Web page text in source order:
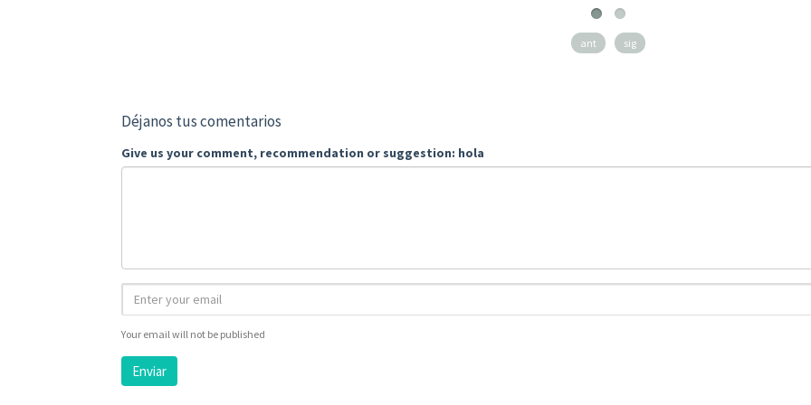
ant sig
Déjanos tus comentarios
Give us your comment, recommendation or suggestion: hola
Your email will not be published
Enviar